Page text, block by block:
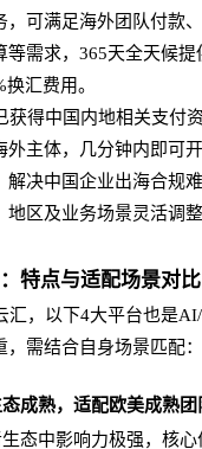
，可满足海外团队付款
等需求，365天全天候提
汇费用。
获得中国内地相关支付
外主体，几分钟内即可
解决中国企业出海合规
区及业务场景灵活调整
特点与适配场景对比
汇，以下4大平台也是AI/
需结合自身场景匹配：
成熟，适配欧美成熟团
态中影响力极强，核